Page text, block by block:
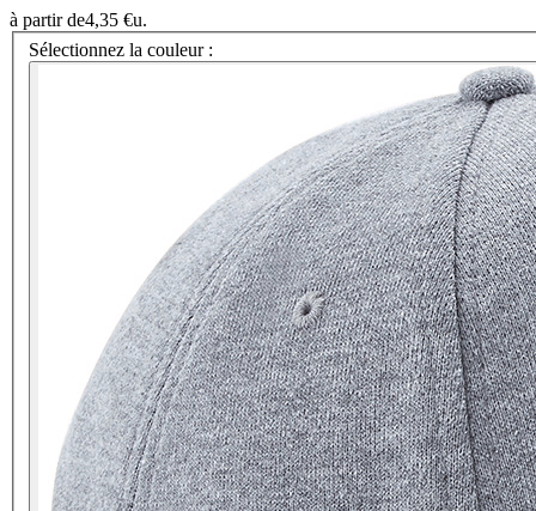
à partir de4,35 €u.
Sélectionnez la couleur :